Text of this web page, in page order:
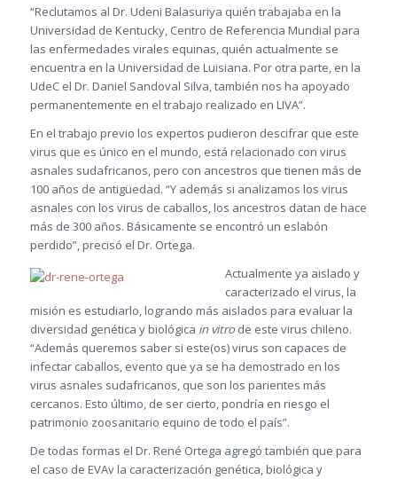
“Reclutamos al Dr. Udeni Balasuriya quién trabajaba en la
Universidad de Kentucky, Centro de Referencia Mundial para
las enfermedades virales equinas, quién actualmente se
encuentra en la Universidad de Luisiana. Por otra parte, en la
UdeC el Dr. Daniel Sandoval Silva, también nos ha apoyado
permanentemente en el trabajo realizado en LIVA”.
En el trabajo previo los expertos pudieron descifrar que este
virus que es único en el mundo, está relacionado con virus
asnales sudafricanos, pero con ancestros que tienen más de
100 años de antigüedad. “Y además si analizamos los virus
asnales con los virus de caballos, los ancestros datan de hace
más de 300 años. Básicamente se encontró un eslabón
perdido”, precisó el Dr. Ortega.
Actualmente ya aislado y
caracterizado el virus, la
misión es estudiarlo, logrando más aislados para evaluar la
diversidad genética y biológica in vitrode este virus chileno.
“Además queremos saber si este(os) virus son capaces de
infectar caballos, evento que ya se ha demostrado en los
virus asnales sudafricanos, que son los parientes más
cercanos. Esto último, de ser cierto, pondría en riesgo el
patrimonio zoosanitario equino de todo el país”.
De todas formas el Dr. René Ortega agregó también que para
el caso de EVAv la caracterización genética, biológica y